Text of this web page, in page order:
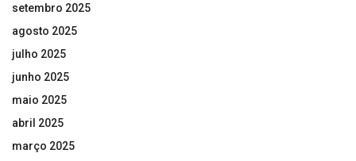
setembro 2025
agosto 2025
julho 2025
junho 2025
maio 2025
abril 2025
março 2025